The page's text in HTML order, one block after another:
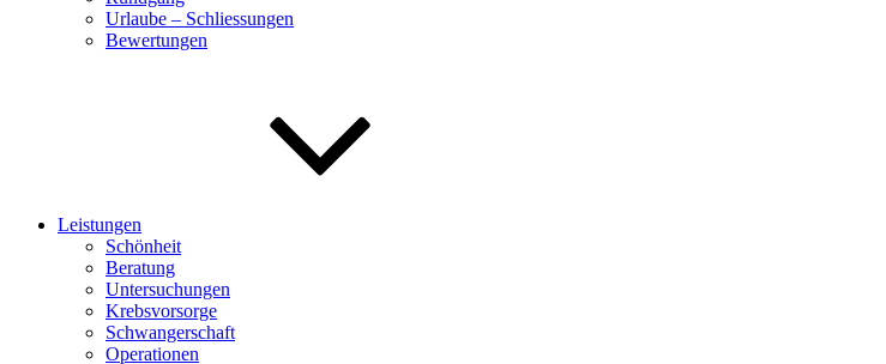
Urlaube – Schliessungen
Bewertungen
Leistungen
Schönheit
Beratung
Untersuchungen
Krebsvorsorge
Schwangerschaft
Operationen